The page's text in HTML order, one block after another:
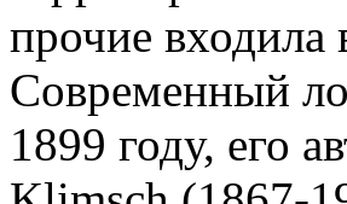
прочие
Современный
1899 году, его